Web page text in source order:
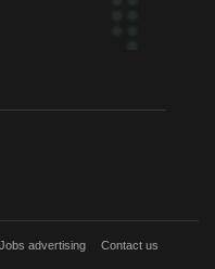
Jobs advertising Contact us